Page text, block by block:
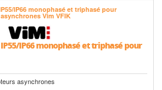
IP66 monophasé et triphasé pour
asynchrones